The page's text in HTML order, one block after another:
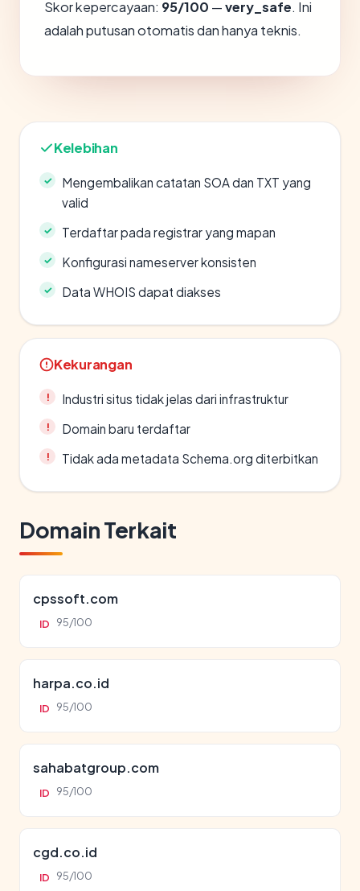
Skor kepercayaan: 95/100 —very_safe. Ini
adalah putusan otomatis dan hanya teknis.
Kelebihan
Mengembalikan catatan SOA dan TXT yang
valid
Terdaftar pada registrar yang mapan
Konfigurasi nameserver konsisten
Data WHOIS dapat diakses
Kekurangan
Industri situs tidak jelas dari infrastruktur
Domain baru terdaftar
Tidak ada metadata Schema.org diterbitkan
Domain Terkait
cpssoft.com
ID 95/100
harpa.co.id
ID 95/100
sahabatgroup.com
ID 95/100
cgd.co.id
ID 95/100